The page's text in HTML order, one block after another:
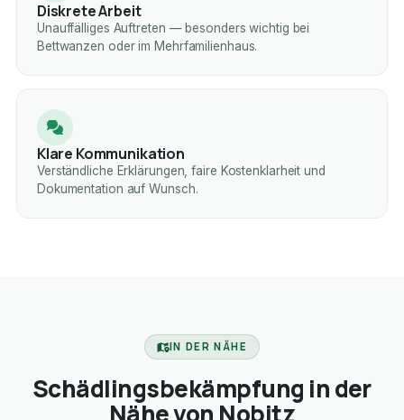
Diskrete Arbeit
Unauffälliges Auftreten — besonders wichtig bei
Bettwanzen oder im Mehrfamilienhaus.
Klare Kommunikation
Verständliche Erklärungen, faire Kostenklarheit und
Dokumentation auf Wunsch.
IN DER NÄHE
Schädlingsbekämpfung in der